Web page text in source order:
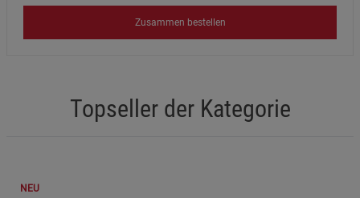
Zusammen bestellen
Topseller der Kategorie
NEU